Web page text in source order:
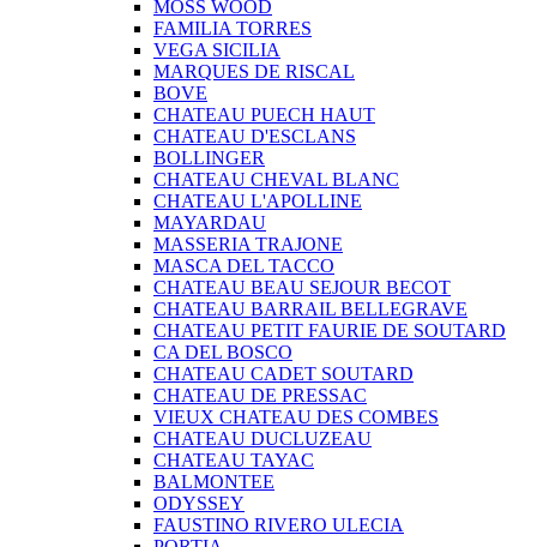
MOSS WOOD
FAMILIA TORRES
VEGA SICILIA
MARQUES DE RISCAL
BOVE
CHATEAU PUECH HAUT
CHATEAU D'ESCLANS
BOLLINGER
CHATEAU CHEVAL BLANC
CHATEAU L'APOLLINE
MAYARDAU
MASSERIA TRAJONE
MASCA DEL TACCO
CHATEAU BEAU SEJOUR BECOT
CHATEAU BARRAIL BELLEGRAVE
CHATEAU PETIT FAURIE DE SOUTARD
CA DEL BOSCO
CHATEAU CADET SOUTARD
CHATEAU DE PRESSAC
VIEUX CHATEAU DES COMBES
CHATEAU DUCLUZEAU
CHATEAU TAYAC
BALMONTEE
ODYSSEY
FAUSTINO RIVERO ULECIA